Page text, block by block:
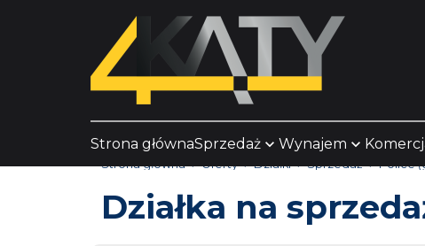
Strona głównaSprzedaż Wynajem
Strona główna Oferty Działki Sprzedaż Police
Działka na